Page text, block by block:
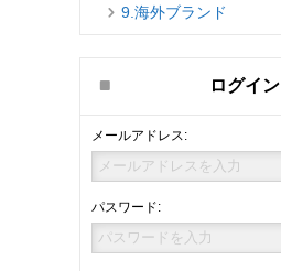
9.海外ブランド
ログイン
メールアドレス:
パスワード: